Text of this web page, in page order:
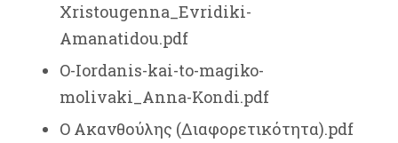
Xristougenna_Evridiki-
Amanatidou.pdf
O-Iordanis-kai-to-magiko-
molivaki_Anna-Kondi.pdf
Ο Ακανθούλης (Διαφορετικότητα).pdf